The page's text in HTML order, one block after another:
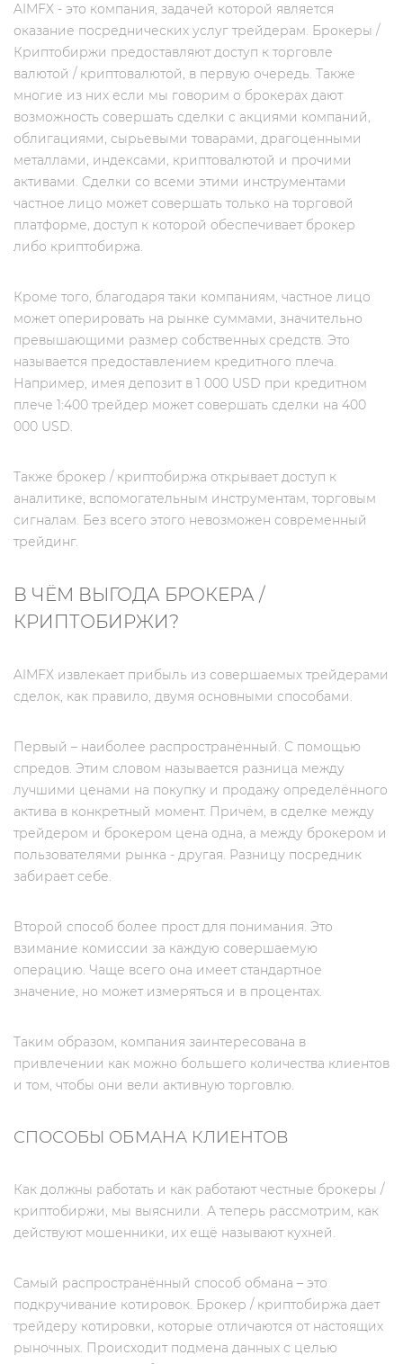
AIMFX - это компания, задачей которой является
оказание посреднических услуг трейдерам. Брокеры /
Криптобиржи предоставляют доступ к торговле
валютой / криптовалютой, в первую очередь. Также
многие из них если мы говорим о брокерах дают
возможность совершать сделки с акциями компаний,
облигациями, сырьевыми товарами, драгоценными
металлами, индексами, криптовалютой и прочими
активами. Сделки со всеми этими инструментами
частное лицо может совершать только на торговой
платформе, доступ к которой обеспечивает брокер
либо криптобиржа.
Кроме того, благодаря таки компаниям, частное лицо
может оперировать на рынке суммами, значительно
превышающими размер собственных средств. Это
называется предоставлением кредитного плеча.
Например, имея депозит в 1 000 USD при кредитном
плече 1:400 трейдер может совершать сделки на 400
000 USD.
Также брокер / криптобиржа открывает доступ к
аналитике, вспомогательным инструментам, торговым
сигналам. Без всего этого невозможен современный
трейдинг.
В ЧЁМ ВЫГОДА БРОКЕРА /
КРИПТОБИРЖИ?
AIMFX извлекает прибыль из совершаемых трейдерами
сделок, как правило, двумя основными способами.
Первый – наиболее распространённый. С помощью
спредов. Этим словом называется разница между
лучшими ценами на покупку и продажу определённого
актива в конкретный момент. Причём, в сделке между
трейдером и брокером цена одна, а между брокером и
пользователями рынка - другая. Разницу посредник
забирает себе.
Второй способ более прост для понимания. Это
взимание комиссии за каждую совершаемую
операцию. Чаще всего она имеет стандартное
значение, но может измеряться и в процентах.
Таким образом, компания заинтересована в
привлечении как можно большего количества клиентов
и том, чтобы они вели активную торговлю.
СПОСОБЫ ОБМАНА КЛИЕНТОВ
Как должны работать и как работают честные брокеры /
криптобиржи, мы выяснили. А теперь рассмотрим, как
действуют мошенники, их ещё называют кухней.
Самый распространённый способ обмана – это
подкручивание котировок. Брокер / криптобиржа дает
трейдеру котировки, которые отличаются от настоящих
рыночных. Происходит подмена данных с целью